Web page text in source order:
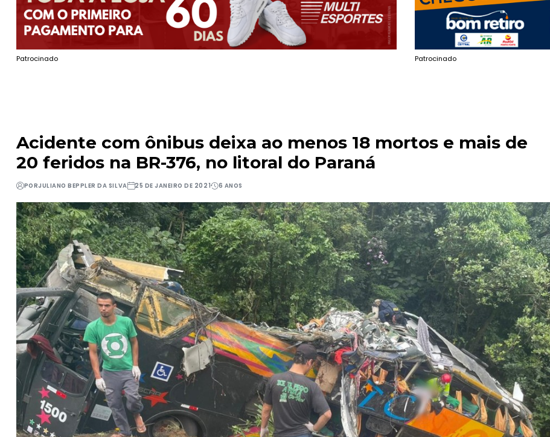
Patrocinado Patrocinado
Acidente com ônibus deixa ao menos 18 mortos e mais de
20 feridos na BR-376, no litoral do Paraná
PORJULIANO BEPPLER DA SILVA 25 DE JANEIRO DE 2021 6 ANOS